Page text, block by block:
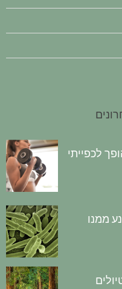
לכפייתי
ממנו